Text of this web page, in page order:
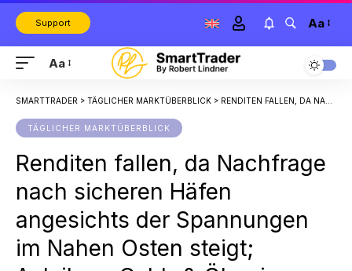
Support Aa
Aa
SMARTTRADER > TÄGLICHER MARKTÜBERBLICK > RENDITEN FALLEN, DA NACHFRAGE NACH SICHEREN HÄFEN ANGESICHTS DER SPANNUNGEN IM NAHEN OSTEN STEIGT; ANLEIHEN, GOLD- & ÖLPREISE STEIGEN KRÄFTIG; GLOBALE AKTIEN MIXED
TÄGLICHER MARKTÜBERBLICK
Renditen fallen, da Nachfrage
nach sicheren Häfen
angesichts der Spannungen
im Nahen Osten steigt;